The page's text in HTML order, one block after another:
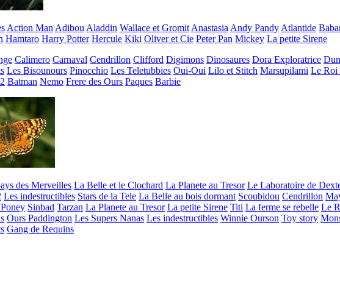
Action Man Adibou Aladdin Wallace et Gromit Anastasia Andy Pandy Atlantide
Hamtaro Harry Potter Hercule Kiki Oliver et Cie Peter Pan Mickey La petite Sirene
Calimero Carnaval Cendrillon Clifford Digimons Dinosaures Dora Exploratrice
Les Bisounours Pinocchio Les Teletubbies Oui-Oui Lilo et Stitch Marsupilami Le Roi
2 Batman Nemo Frere des Ours Paques Barbie
des Merveilles La Belle et le Clochard La Planete au Tresor Le Laboratoire de
Les indestructibles Stars de la Tele La Belle au bois dormant Scoubidou Cendrillon
Sinbad Tarzan La Planete au Tresor La petite Sirene Titi La ferme se rebelle Le
Ours Paddington Les Supers Nanas Les indestructibles Winnie Ourson Toy story
Gang de Requins